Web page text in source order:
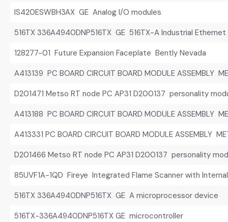
IS420ESWBH3AX GE Analog I/O modules
516TX 336A4940DNP516TX GE 516TX-A Industrial
128277-01 Future Expansion Faceplate Bently Nevada
A413139 PC BOARD CIRCUIT BOARD MODULE ASSEMBLY
D201471 Metso RT node PC AP31 D200137 personality
A413188 PC BOARD CIRCUIT BOARD MODULE ASSEMBLY
A413331 PC BOARD CIRCUIT BOARD MODULE ASSEMBLY
D201466 Metso RT node PC AP31 D200137 personality
85UVF1A-1QD Fireye Integrated Flame Scanner with
516TX 336A4940DNP516TX GE A microprocessor device
516TX-336A4940DNP516TX GE microcontroller